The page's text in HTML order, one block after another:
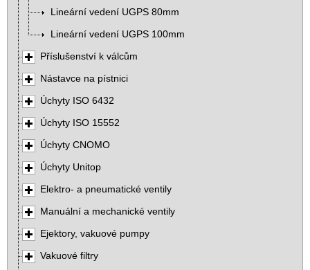
Lineární vedení UGPS 80mm
Lineární vedení UGPS 100mm
Příslušenství k válcům
Nástavce na pístnici
Úchyty ISO 6432
Úchyty ISO 15552
Úchyty CNOMO
Úchyty Unitop
Elektro- a pneumatické ventily
Manuální a mechanické ventily
Ejektory, vakuové pumpy
Vakuové filtry